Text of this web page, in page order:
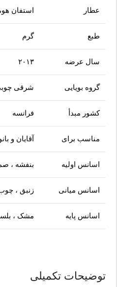
عطار استفان
طبع گرم
سال عرضه ۲۰۱۳
گروه بویایی شرقی
کشور مبدأ فرانسه
مناسب برای آقایان و
اسانس اولیه بنفشه ،
اسانس میانی زنبق ،
اسانس پایه مشک ،
توضیحات تکمیلی